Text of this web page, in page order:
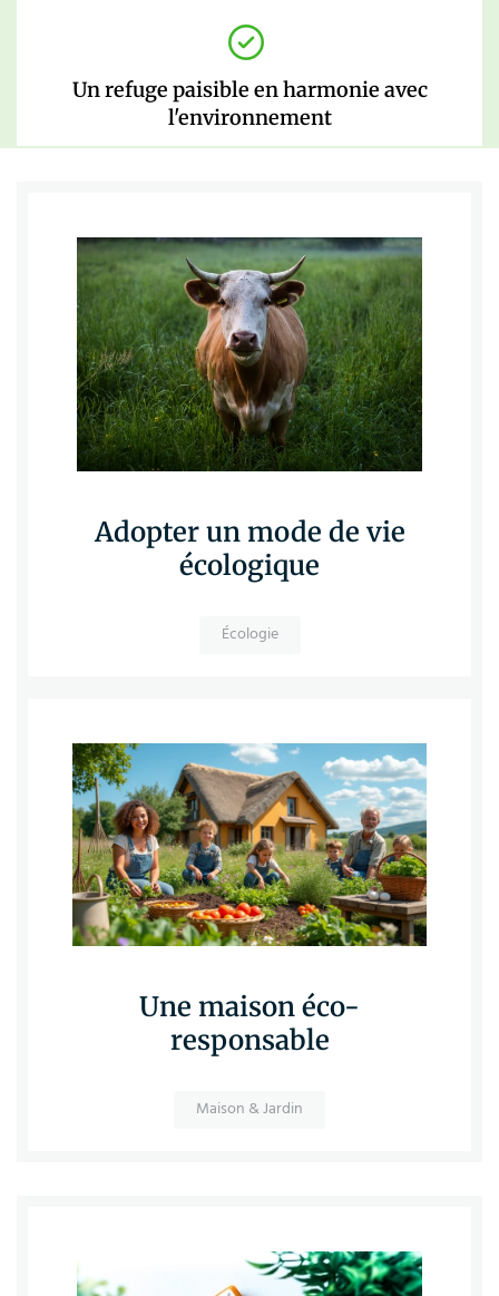
Un refuge paisible en harmonie avec
l'environnement
Adopter un mode de vie
écologique
Écologie
Une maison éco-
responsable
Maison & Jardin